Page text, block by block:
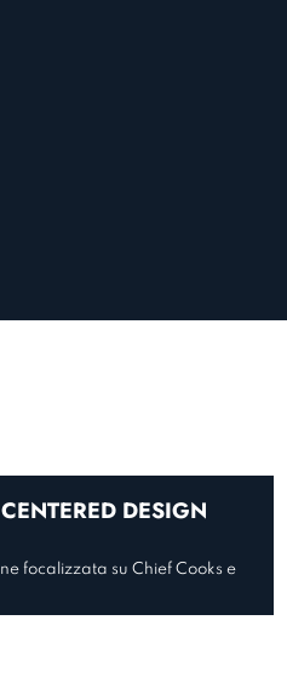
DESIGN
focalizzata su Chief Cooks e